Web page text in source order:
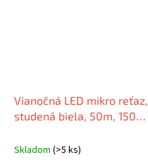
Vianočná LED mikro reťaz,
studená biela, 50m, 1500
Skladom (>5 ks)